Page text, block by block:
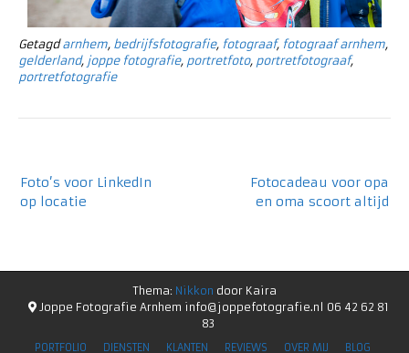
Getagdarnhem, bedrijfsfotografie, fotograaf, fotograaf arnhem,
gelderland, joppe fotografie, portretfoto, portretfotograaf,
portretfotografie
Fotocadeau voor opa
en oma scoort altijd
Foto’s voor LinkedIn
op locatie
Thema: Nikkon door Kaira
Joppe Fotografie Arnhem info@joppefotografie.nl 06 42 62 81
83
PORTFOLIO DIENSTEN KLANTEN REVIEWS OVER MIJ BLOG